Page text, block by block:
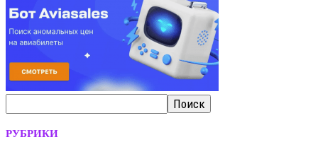
РУБРИКИ